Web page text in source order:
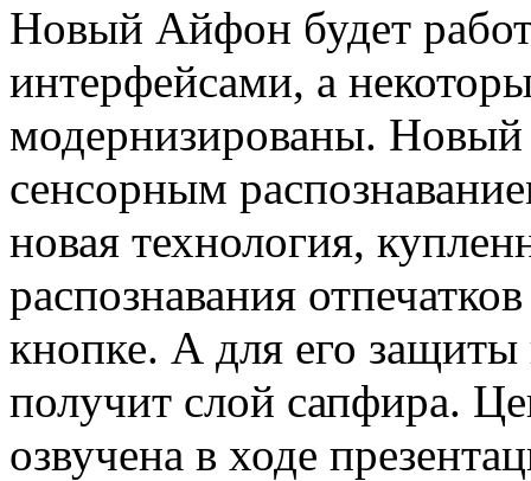
Новый Айфон будет
интерфейсами, а
модернизированы. Новый
сенсорным
новая технология,
распознавания
кнопке. А для его защиты
получит слой сапфира.
озвучена в ходе